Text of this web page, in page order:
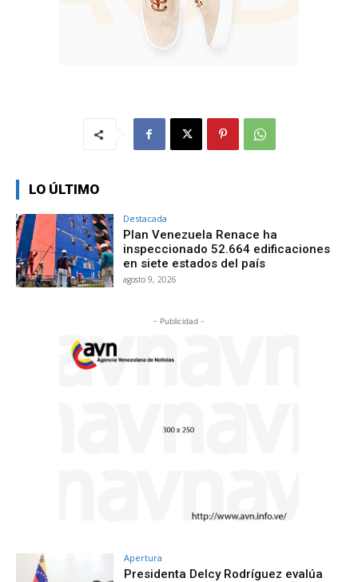
LO ÚLTIMO
Destacada
Plan Venezuela Renace ha
inspeccionado 52.664 edificaciones
en siete estados del país
agosto 9, 2026
- Publicidad -
Apertura
Presidenta Delcy Rodríguez evalúa